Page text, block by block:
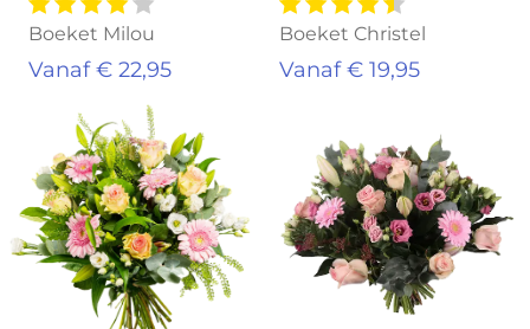
Boeket Milou
Vanaf € 22,95
Boeket Christel
Vanaf € 19,95